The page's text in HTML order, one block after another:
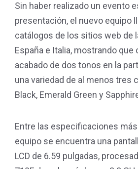
Sin haber realizado un evento
presentación, el nuevo equipo
catálogos de los sitios web de
España e Italia, mostrando que
acabado de dos tonos en la
una variedad de al menos tres
Black, Emerald Green y
Entre las especificaciones
equipo se encuentra una
LCD de 6.59 pulgadas,